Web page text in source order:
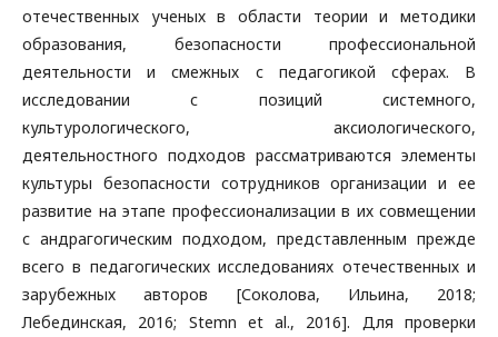
отечественных ученых в области теории и методики
образования, безопасности профессиональной
деятельности и смежных с педагогикой сферах. В
исследовании с позиций системного,
культурологического, аксиологического,
деятельностного подходов рассматриваются элементы
культуры безопасности сотрудников организации и ее
развитие на этапе профессионализации в их совмещении
с андрагогическим подходом, представленным прежде
всего в педагогических исследованиях отечественных и
зарубежных авторов [Соколова, Ильина, 2018;
Лебединская, 2016; Stemn et al., 2016]. Для проверки